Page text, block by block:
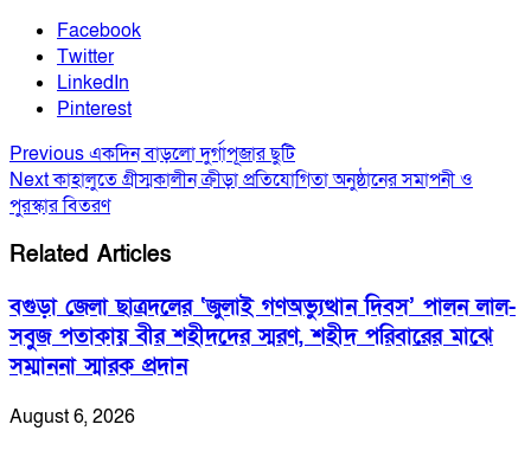
Facebook
Twitter
LinkedIn
Pinterest
Previousএকদিন বাড়লো দুর্গাপূজার ছুটি
Nextকাহালুতে গ্রীস্মকালীন ক্রীড়া প্রতিযোগিতা অনুষ্ঠানের সমাপনী ও
পুরস্কার বিতরণ
Related Articles
বগুড়া জেলা ছাত্রদলের ‘জুলাই গণঅভ্যুত্থান দিবস’ পালন লাল-
সবুজ পতাকায় বীর শহীদদের স্মরণ, শহীদ পরিবারের মাঝে
সম্মাননা স্মারক প্রদান
August 6, 2026